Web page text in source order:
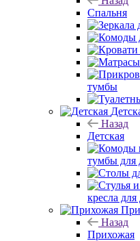
Спальня
тумбы
Назад
Детская
тумбы для
кресла для
Назад
Прихожая